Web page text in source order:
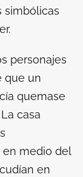
simbólicas
personajes
que un
quemase
casa
en medio del
en